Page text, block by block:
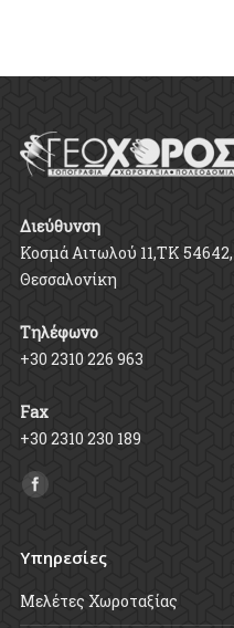
Διεύθυνση
Κοσμά Αιτωλού 11,ΤΚ 54642,
Θεσσαλονίκη
Τηλέφωνο
+30 2310 226 963
Fax
+30 2310 230 189
Find us on:
Υπηρεσίες
Μελέτες Χωροταξίας